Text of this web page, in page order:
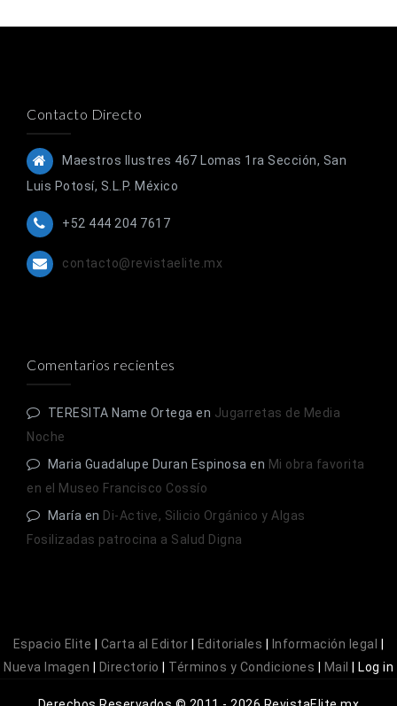
Contacto Directo
Maestros Ilustres 467 Lomas 1ra Sección, San
Luis Potosí, S.L.P. México
+52 444 204 7617
contacto@revistaelite.mx
Comentarios recientes
TERESITA Name Ortega en Jugarretas de Media
Noche
Maria Guadalupe Duran Espinosa en Mi obra favorita
en el Museo Francisco Cossío
María en Di-Active, Silicio Orgánico y Algas
Fosilizadas patrocina a Salud Digna
Espacio Elite Carta al Editor Editoriales Información legal
Nueva Imagen
Directorio Términos y Condiciones Mail Log in